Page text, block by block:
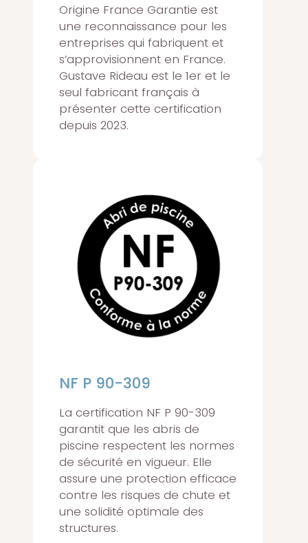
Origine France Garantie est
une reconnaissance pour les
entreprises qui fabriquent et
s’approvisionnent en France.
Gustave Rideau est le 1er et le
seul fabricant français à
présenter cette certification
depuis 2023.
NF P 90-309
La certification NF P 90-309
garantit que les abris de
piscine respectent les normes
de sécurité en vigueur. Elle
assure une protection efficace
contre les risques de chute et
une solidité optimale des
structures.